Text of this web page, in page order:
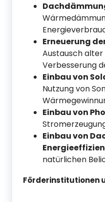
Erneuerung
Austausch
Verbesserung
Einbau von
Nutzung von
Einbau von
Einbau von
natürlichen
Förderinstitutionen